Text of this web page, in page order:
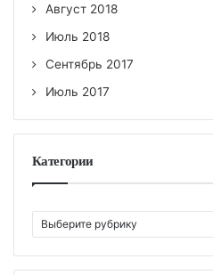
Август 2018
Июль 2018
Сентябрь 2017
Июль 2017
Категории
а
т